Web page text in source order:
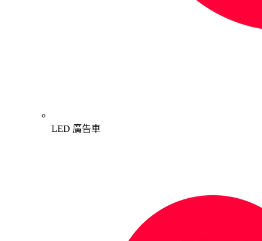
LED 廣告車